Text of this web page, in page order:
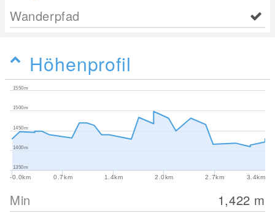
Wanderpfad
Höhenprofil
-0.0km 0.7km 1.4km 2.0km 2.7km 3.4km
1350m
1400m
1450m
1500m
1550m
Min 1,422 m